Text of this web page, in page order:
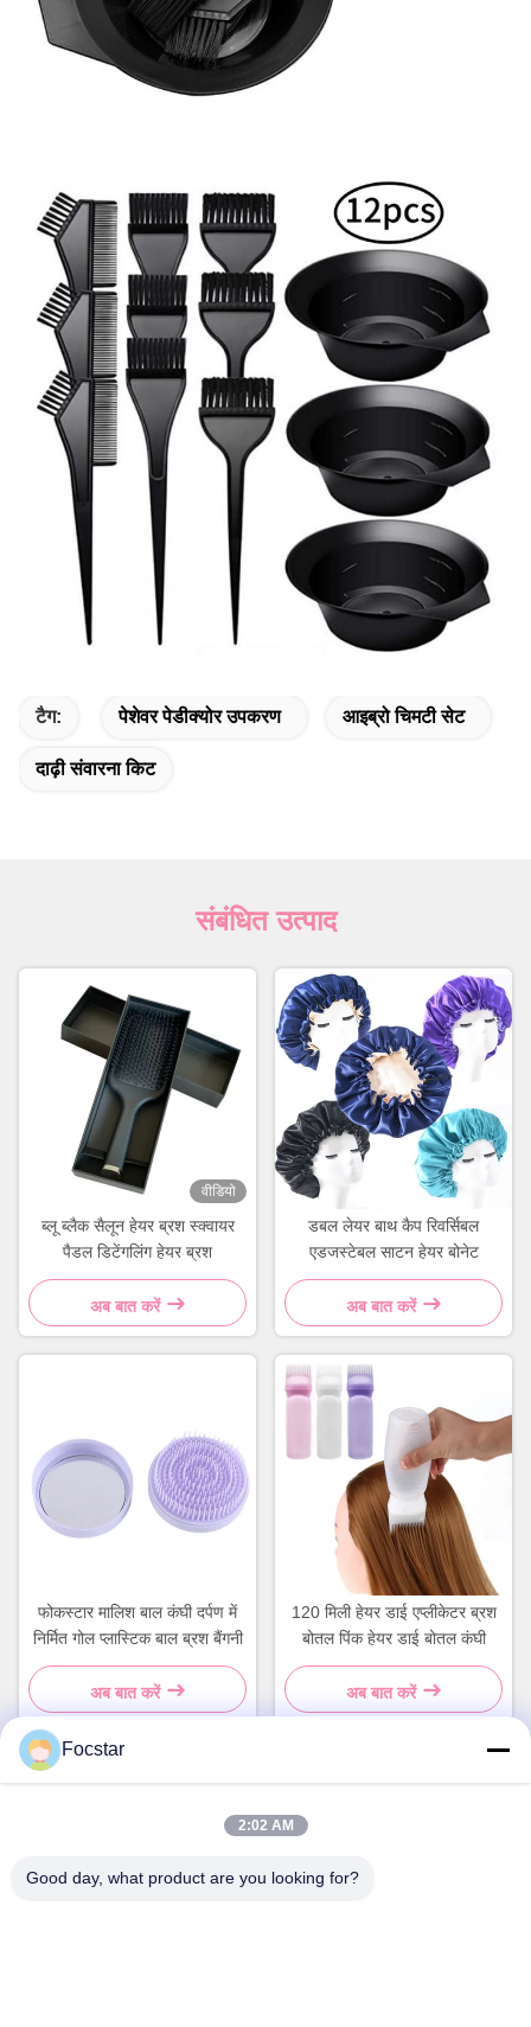
टैग: पेशेवर पेडीक्योर उपकरण आइब्रो चिमटी सेट
दाढ़ी संवारना किट
संबंधित उत्पाद
वीडियो
ब्लू ब्लैक सैलून हेयर ब्रश स्क्वायर
पैडल डिटेंगलिंग हेयर ब्रश
अब बात करें
डबल लेयर बाथ कैप रिवर्सिबल
एडजस्टेबल साटन हेयर बोनेट
अब बात करें
फोकस्टार मालिश बाल कंघी दर्पण में
निर्मित गोल प्लास्टिक बाल ब्रश बैंगनी
अब बात करें
120 मिली हेयर डाई एप्लीकेटर ब्रश
बोतल पिंक हेयर डाई बोतल कंघी
अब बात करें
पता
Focstar
2:02 AM
Good day, what product are you looking for?